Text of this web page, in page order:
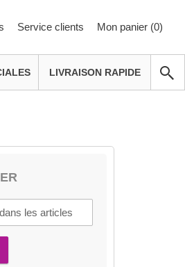
Service clients Mon panier (0)
LIVRAISON RAPIDE